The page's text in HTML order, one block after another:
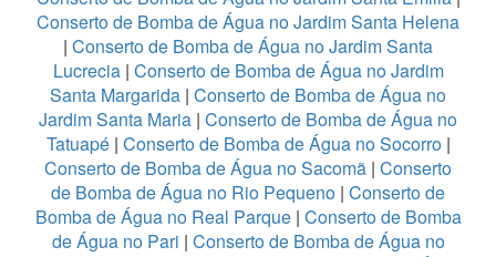
Conserto de Bomba de Água no Jardim Santa Helena
| Conserto de Bomba de Água no Jardim Santa
Lucrecia| Conserto de Bomba de Água no Jardim
Santa Margarida | Conserto de Bomba de Água no
Jardim Santa Maria | Conserto de Bomba de Água no
Tatuapé| Conserto de Bomba de Água no Socorro|
Conserto de Bomba de Água no Sacomã | Conserto
de Bomba de Água no Rio Pequeno | Conserto de
Bomba de Água no Real Parque| Conserto de Bomba
de Água no Pari | Conserto de Bomba de Água no